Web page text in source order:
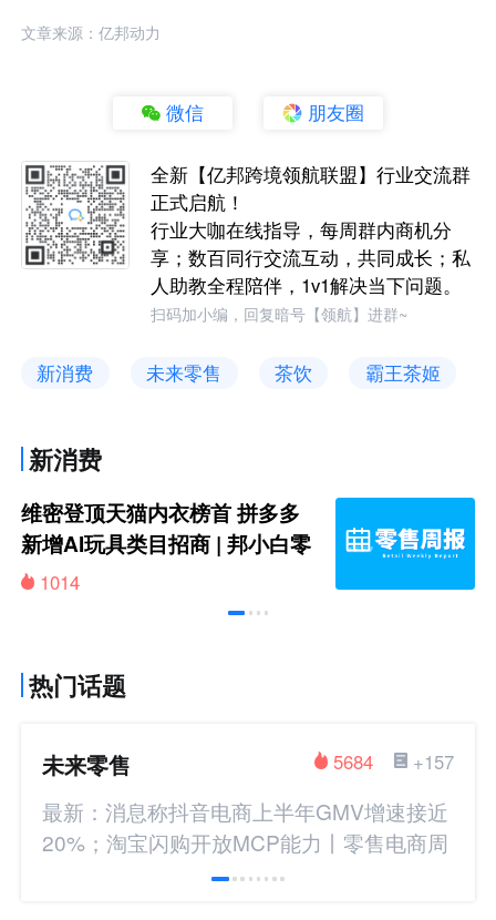
文章来源：亿邦动力
微信 朋友圈
全新【亿邦跨境领航联盟】行业交流群
正式启航！
行业大咖在线指导，每周群内商机分
享；数百同行交流互动，共同成长；私
人助教全程陪伴，1v1解决当下问题。
扫码加小编，回复暗号【领航】进群~
新消费 未来零售 茶饮 霸王茶姬
新消费
维密登顶天猫内衣榜首 拼多多
新增AI玩具类目招商 | 邦小白零
售周报
1014
热门话题
未来零售 +157
5684
最新：消息称抖音电商上半年GMV增速接近
20%；淘宝闪购开放MCP能力丨零售电商周